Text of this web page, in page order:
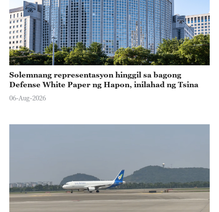
Solemnang representasyon hinggil sa bagong
Defense White Paper ng Hapon, inilahad ng Tsina
06-Aug-2026